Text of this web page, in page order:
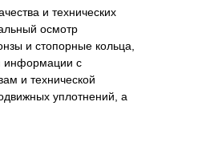
и технических
осмотр
и стопорные кольца,
информации с
и технической
уплотнений, а